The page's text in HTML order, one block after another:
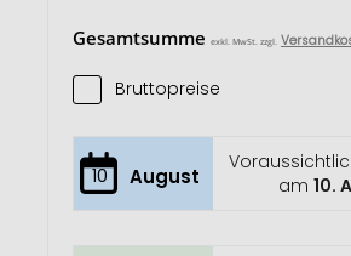
Gesamtsumme exkl. MwSt. zzgl.
Bruttopreise
10 August
am 10.